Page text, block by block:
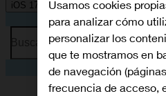
iOS 17
Busca por problema o tema
Usamos cookies
para analizar cómo
personalizar los
que te mostramos en
de navegación
frecuencia de acceso,